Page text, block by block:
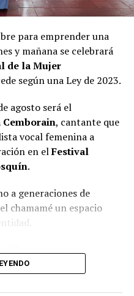
para emprender una
y mañana se celebrará
de la Mujer
según una Ley de 2023.
agosto será el
, cantante que
vocal femenina a
en elFestival
.
a generaciones de
chamamé un espacio
N.º 328 y con ello se